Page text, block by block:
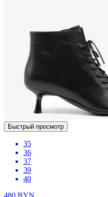
Быстрый просмотр
35
36
37
39
40
480 BYN